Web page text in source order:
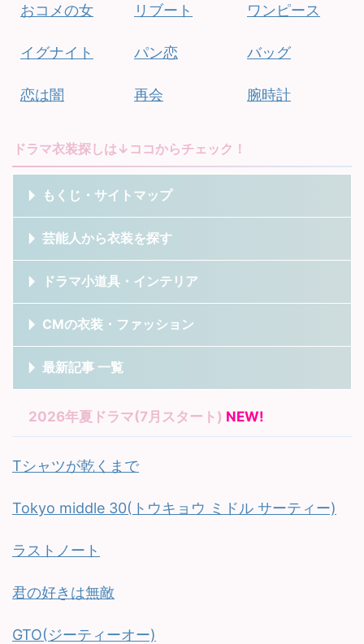
おコメの女
イグナイト
恋は闇
リブート
パン恋
再会
ワンピース
バッグ
腕時計
ドラマ衣装探しは↓ココからチェック！
もくじ・サイトマップ
芸能人から衣装を探す
ドラマ小道具・インテリア
CMの衣装・ファッション
最新記事 一覧
2026年夏ドラマ(7月スタート) NEW!
Tシャツが乾くまで
Tokyo middle 30(トウキョウ ミドル サーティー)
ラストノート
君の好きは無敵
GTO(ジーティーオー)